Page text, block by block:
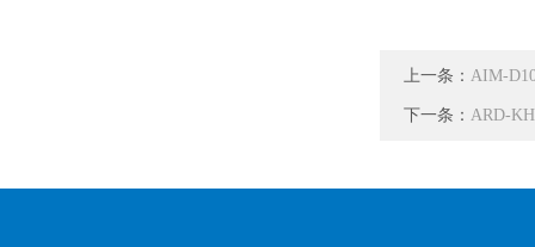
上一条： AIM-
下一条： ARD-